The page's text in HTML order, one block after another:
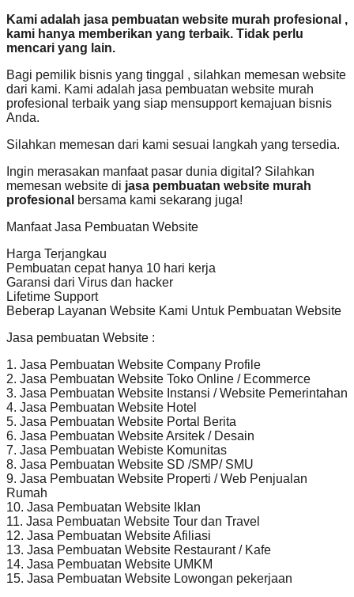
Kami adalah jasa pembuatan website murah profesional ,
kami hanya memberikan yang terbaik. Tidak perlu
mencari yang lain.
Bagi pemilik bisnis yang tinggal , silahkan memesan website
dari kami. Kami adalah jasa pembuatan website murah
profesional terbaik yang siap mensupport kemajuan bisnis
Anda.
Silahkan memesan dari kami sesuai langkah yang tersedia.
Ingin merasakan manfaat pasar dunia digital? Silahkan
memesan website di jasa pembuatan website murah
profesional bersama kami sekarang juga!
Manfaat Jasa Pembuatan Website
Harga Terjangkau
Pembuatan cepat hanya 10 hari kerja
Garansi dari Virus dan hacker
Lifetime Support
Beberap Layanan Website Kami Untuk Pembuatan Website
Jasa pembuatan Website :
1. Jasa Pembuatan Website Company Profile
2. Jasa Pembuatan Website Toko Online / Ecommerce
3. Jasa Pembuatan Website Instansi / Website Pemerintahan
4. Jasa Pembuatan Website Hotel
5. Jasa Pembuatan Website Portal Berita
6. Jasa Pembuatan Website Arsitek / Desain
7. Jasa Pembuatan Webiste Komunitas
8. Jasa Pembuatan Website SD /SMP/ SMU
9. Jasa Pembuatan Website Properti / Web Penjualan
Rumah
10. Jasa Pembuatan Website Iklan
11. Jasa Pembuatan Website Tour dan Travel
12. Jasa Pembuatan Website Afiliasi
13. Jasa Pembuatan Website Restaurant / Kafe
14. Jasa Pembuatan Website UMKM
15. Jasa Pembuatan Website Lowongan pekerjaan